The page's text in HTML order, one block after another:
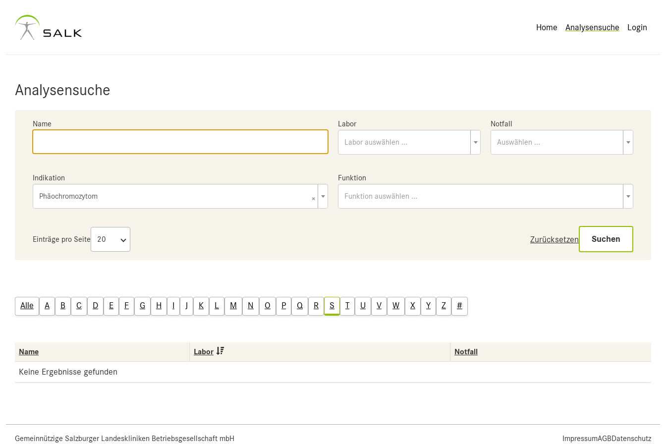
Home Analysensuche Login
Analysensuche
Name Labor
Labor auswählen ...
Notfall
Auswählen ...
Indikation
×
Phäochromozytom
Funktion
Funktion auswählen ...
Einträge pro Seite Zurücksetzen Suchen
Alle A B C D E F G H I J K L M N O P Q R S T U V W X Y Z #
Name Labor Notfall
Keine Ergebnisse gefunden
Gemeinnützige Salzburger Landeskliniken Betriebsgesellschaft mbH ImpressumAGBDatenschutz